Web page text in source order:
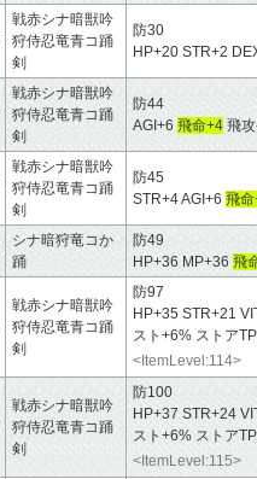
戦赤シナ暗獣吟
狩侍忍竜青コ踊
剣
防30
HP+20 STR+2
戦赤シナ暗獣吟
狩侍忍竜青コ踊
剣
防44
AGI+6 飛命+4 飛
戦赤シナ暗獣吟
狩侍忍竜青コ踊
剣
防45
STR+4 AGI+6 飛
シナ暗狩竜コか
踊
防49
HP+36 MP+36 飛
戦赤シナ暗獣吟
狩侍忍竜青コ踊
剣
防97
HP+35 STR+21
スト+6% ストア
<ItemLevel:114>
戦赤シナ暗獣吟
狩侍忍竜青コ踊
剣
防100
HP+37 STR+24
スト+6% ストア
<ItemLevel:115>